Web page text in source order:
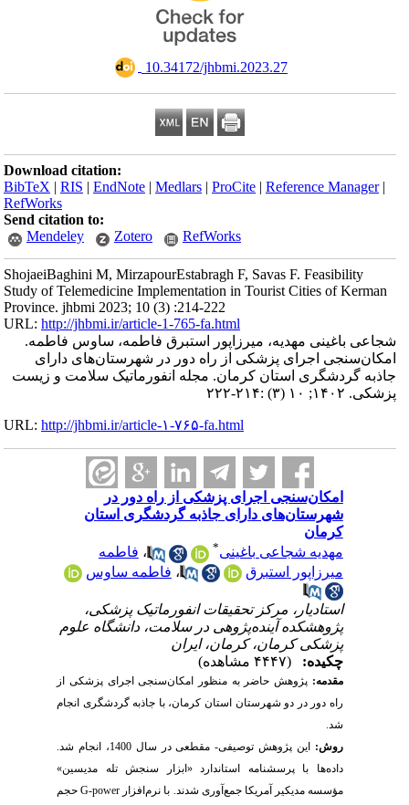
‎ 10.34172/jhbmi.2023.27
Download citation:
BibTeX |RIS |EndNote |Medlars |ProCite |Reference Manager
RefWorks
Send citation to:
Mendeley
Zotero RefWorks
ShojaeiBaghini M, MirzapourEstabragh F, Savas F. Feasibility
Study of Telemedicine Implementation in Tourist Cities of Kerman
Province. jhbmi 2023; 10 (3) :214-222
URL:http://jhbmi.ir/article-1-765-fa.html
شجاعی باغینی مهدیه، میرزاپور استبرق فاطمه، ساوس فاطمه.
امکان‌سنجی اجرای پزشکی از راه دور در شهرستان‌های دارای
جاذبه گردشگری استان کرمان. مجله انفورماتیک سلامت و زیست
پزشکی. ۱۴۰۲; ۱۰ (۳) :۲۱۴-۲۲۲
URL:http://jhbmi.ir/article-۱-۷۶۵-fa.html
امکان‌سنجی اجرای پزشکی از راه دور در
شهرستان‌های دارای جاذبه گردشگری استان
کرمان
مهدیه شجاعی باغینی
،فاطمه
میرزاپور استبرق
،فاطمه ساوس
استادیار، مرکز تحقیقات انفورماتیک پزشکی،
پژوهشکده آینده‌پژوهی در سلامت، دانشگاه علوم
پزشکی کرمان، کرمان، ایران
چکیده:
مقدمه:پژوهش حاضر به منظور امکان‌سنجی اجرای پزشکی از
راه دور در دو شهرستان استان کرمان، با جاذبه گردشگری انجام
شد.
روش:
این پژوهش توصیفی- مقطعی در سال 1400، انجام شد.
داده‌ها با پرسشنامه استاندارد «ابزار سنجش تله مدیسین»
مؤسسه مدیکیر آمریکا جمع‌آوری شدند. با نرم‌افزار G-power حجم